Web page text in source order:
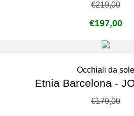
€219,00
€197,00
Occhiali da sole
Etnia Barcelona -
€179,00